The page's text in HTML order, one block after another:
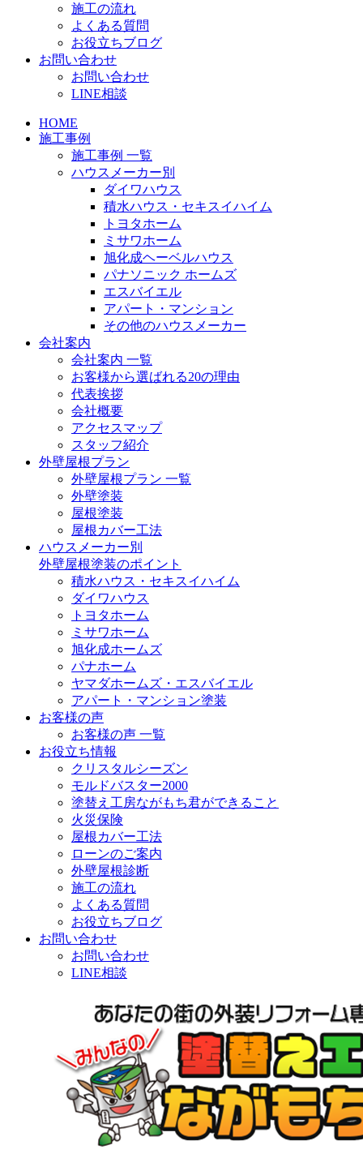
施工の流れ
よくある質問
お役立ちブログ
お問い合わせ
お問い合わせ
LINE相談
HOME
施工事例
施工事例 一覧
ハウスメーカー別
ダイワハウス
積水ハウス・セキスイハイム
トヨタホーム
ミサワホーム
旭化成ヘーベルハウス
パナソニック ホームズ
エスバイエル
アパート・マンション
その他のハウスメーカー
会社案内
会社案内 一覧
お客様から選ばれる20の理由
代表挨拶
会社概要
アクセスマップ
スタッフ紹介
外壁屋根プラン
外壁屋根プラン 一覧
外壁塗装
屋根塗装
屋根カバー工法
ハウスメーカー別
外壁屋根塗装のポイント
積水ハウス・セキスイハイム
ダイワハウス
トヨタホーム
ミサワホーム
旭化成ホームズ
パナホーム
ヤマダホームズ・エスバイエル
アパート・マンション塗装
お客様の声
お客様の声 一覧
お役立ち情報
クリスタルシーズン
モルドバスター2000
塗替え工房ながもち君ができること
火災保険
屋根カバー工法
ローンのご案内
外壁屋根診断
施工の流れ
よくある質問
お役立ちブログ
お問い合わせ
お問い合わせ
LINE相談